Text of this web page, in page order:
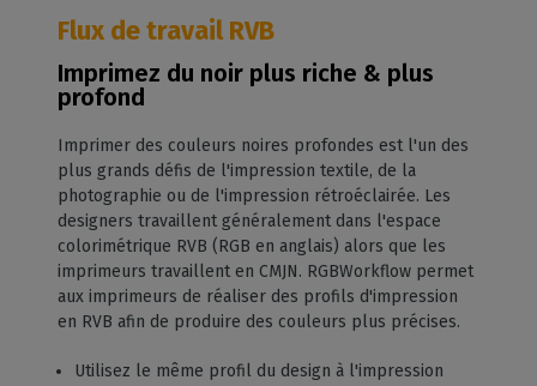
Flux de travail RVB
Imprimez du noir plus riche & plus
profond
Imprimer des couleurs noires profondes est l'un des
plus grands défis de l'impression textile, de la
photographie ou de l'impression rétroéclairée. Les
designers travaillent généralement dans l'espace
colorimétrique RVB (RGB en anglais) alors que les
imprimeurs travaillent en CMJN. RGBWorkflow permet
aux imprimeurs de réaliser des profils d'impression
en RVB afin de produire des couleurs plus précises.
Utilisez le même profil du design à l'impression